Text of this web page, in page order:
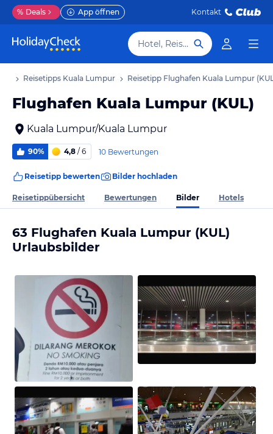
% Deals App öffnen Kontakt
Hotel, Reiseziel
Reisetipps Kuala Lumpur Reisetipp Flughafen Kuala Lumpur
Flughafen Kuala Lumpur (KUL)
Kuala Lumpur/Kuala Lumpur
90% 4,8 / 6 10 Bewertungen
Reisetipp bewerten Bilder hochladen
Reisetippübersicht Bewertungen Bilder Hotels
63 Flughafen Kuala Lumpur (KUL)
Urlaubsbilder